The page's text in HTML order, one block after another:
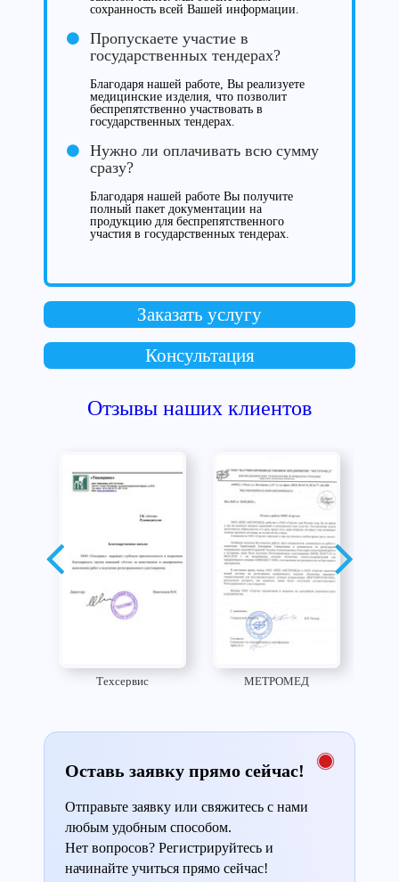
сохранность всей Вашей информации.
Пропускаете участие в
государственных тендерах?
Благодаря нашей работе, Вы реализуете
медицинские изделия, что позволит
беспрепятственно участвовать в
государственных тендерах.
Нужно ли оплачивать всю сумму
сразу?
Благодаря нашей работе Вы получите
полный пакет документации на
продукцию для беспрепятственного
участия в государственных тендерах.
Заказать услугу
Консультация
Отзывы наших клиентов
Техсервис МЕТРОМЕД
Оставь заявку прямо сейчас!
Отправьте заявку или свяжитесь с нами
любым удобным способом.
Нет вопросов? Регистрируйтесь и
начинайте учиться прямо сейчас!